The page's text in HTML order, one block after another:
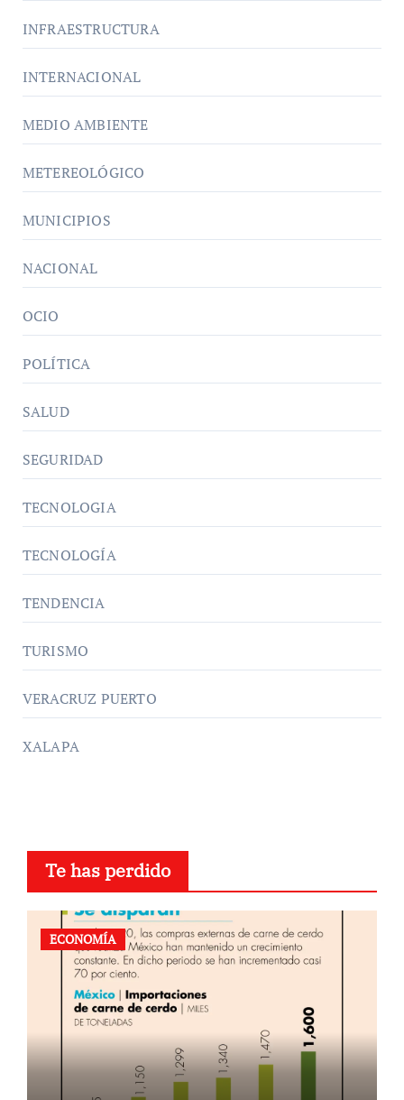
INFRAESTRUCTURA
INTERNACIONAL
MEDIO AMBIENTE
METEREOLÓGICO
MUNICIPIOS
NACIONAL
OCIO
POLÍTICA
SALUD
SEGURIDAD
TECNOLOGIA
TECNOLOGÍA
TENDENCIA
TURISMO
VERACRUZ PUERTO
XALAPA
Te has perdido
ECONOMÍA